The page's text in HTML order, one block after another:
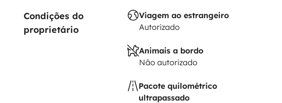
Condições do
proprietário
Viagem ao estrangeiro
Autorizado
Animais a bordo
Não autorizado
Pacote quilométrico
ultrapassado